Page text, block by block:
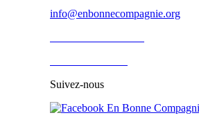
info@enbonnecompagnie.org
Suivez-nous